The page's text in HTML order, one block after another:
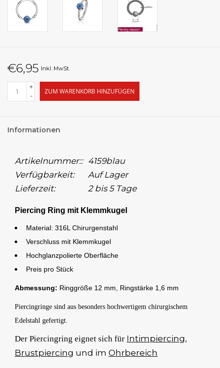
€6,95 Inkl. MwSt.
+
-
ZUM WARENKORB HINZUFÜGEN
Informationen
Artikelnummer:: 4159blau
Verfügbarkeit:
Auf Lager
Lieferzeit:
2 bis 5 Tage
Piercing Ring mit Klemmkugel
Material: 316L Chirurgenstahl
Verschluss mit Klemmkugel
Hochglanzpolierte Oberfläche
Preis pro Stück
Abmessung: Ringgröße 12 mm, Ringstärke 1,6 mm
Piercingringe sind aus besonders hochwertigem chirurgischem
Edelstahl gefertigt.
Der Piercingring eignet sich für Intimpiercing,
Brustpiercing und im Ohrbereich